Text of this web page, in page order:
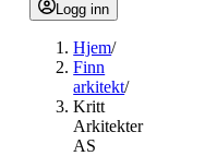
Logg inn
Hjem/
Finn
arkitekt/
Kritt
Arkitekter
AS